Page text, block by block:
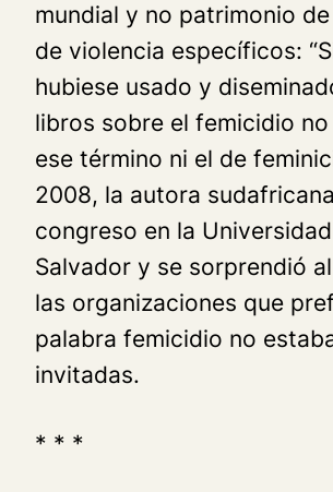
mundial y no patrimonio
de violencia específicos:
hubiese usado y
libros sobre el femicidio
ese término ni el de
2008, la autora
congreso en la
Salvador y se sorprendió
las organizaciones que
palabra femicidio no
invitadas.
* * *